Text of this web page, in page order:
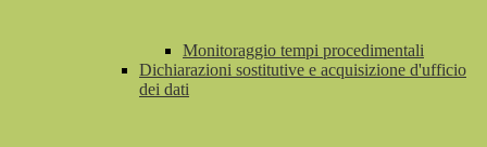
Monitoraggio tempi procedimentali
Dichiarazioni sostitutive e acquisizione d'ufficio
dei dati